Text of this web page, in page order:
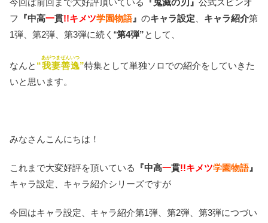
今回は前回まで大好評頂いている 『鬼滅の刃 』 公式スピンオ
フ
『中高一貫!!キメツ学園物語』 のキャラ設定 キャラ紹介第
1弾、第2弾、第3弾に続く“第4弾”として、
なんと “我妻善逸
あがつまぜんいつ
”特集として単独ソロでの紹介をしていきた
いと思います。
みなさんこんにちは！
これまで大変好評を頂いている 『中高一貫!!キメツ学園物語』
キャラ設定、キャラ紹介シリーズですが
今回はキャラ設定、キャラ紹介第1弾、第2弾、第3弾につづい